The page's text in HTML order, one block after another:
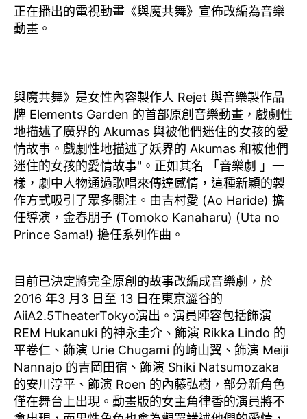
正在播出的電視動畫《與魔共舞》宣佈改編為音樂
動畫。
與魔共舞》是女性內容製作人 Rejet 與音樂製作品
牌 Elements Garden 的首部原創音樂動畫，戲劇性
地描述了魔界的 Akumas 與被他們迷住的女孩的愛
情故事。戲劇性地描述了妖界的 Akumas 和被他們
迷住的女孩的愛情故事"。 正如其名 「音樂劇 」一
樣，劇中人物通過歌唱來傳達感情，這種新穎的製
作方式吸引了眾多關注。由吉村愛 (Ao Haride) 擔
任導演，金春朋子 (Tomoko Kanaharu) (Uta no
Prince Sama!) 擔任系列作曲。
目前已決定將完全原創的故事改編成音樂劇，於
2016 年3 月 3 日至 13 日在東京澀谷的
AiiA2.5TheaterTokyo演出 。 演員陣容包括飾演
REM Hukanuki 的神永圭介 、 飾演 Rikka Lindo 的
平卷仁 、 飾演 Urie Chugami 的崎山翼 、飾演 Meiji
Nannajo 的吉岡田宿 、 飾演 Shiki Natsumozaka
的安川淳平 、飾演 Roen 的內藤弘樹，部分新角色
僅在舞台上出現。動畫版的女主角律香的演員將不